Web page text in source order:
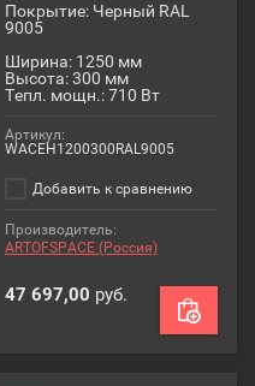
Покрытие: Черный RAL
9005
Ширина: 1250 мм
Высота: 300 мм
Тепл. мощн.: 710 Вт
Артикул:
WACEH1200300RAL9005
Добавить к сравнению
Производитель:
ARTOFSPACE (Россия)
47 697,00 руб.